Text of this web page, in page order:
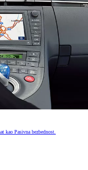
kao Pasivna bezbednost.